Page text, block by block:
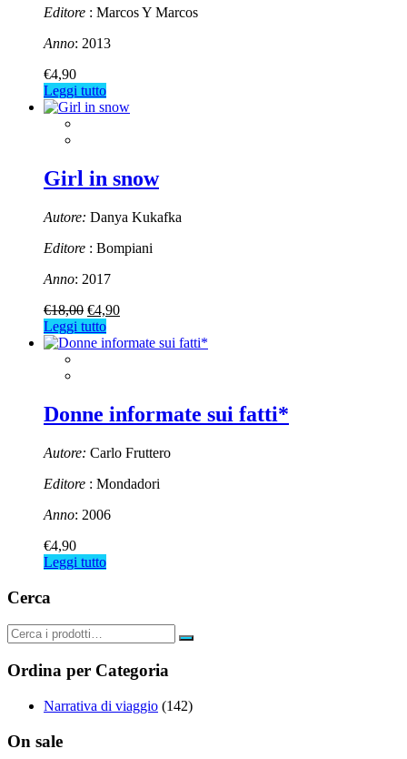
Editore : Marcos Y Marcos
Anno: 2013
€4,90
Leggi tutto
Girl in snow
Autore: Danya Kukafka
Editore : Bompiani
Anno: 2017
€18,00 Il
prezzo
originale
€4,90Il
attuale
Leggi tutto
Donne informate sui fatti*
Autore: Carlo Fruttero
Editore : Mondadori
Anno: 2006
€4,90
Leggi tutto
Cerca
Ordina per Categoria
Narrativa di viaggio (142)
On sale